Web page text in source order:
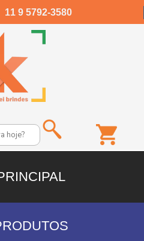
11 9 5792-3580